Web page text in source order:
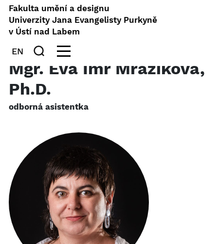
Fakulta umění a designu
Univerzity Jana Evangelisty Purkyně
v Ústí nad Labem
EN
Mgr. Eva Imr Mráziková,
Ph.D.
odborná asistentka